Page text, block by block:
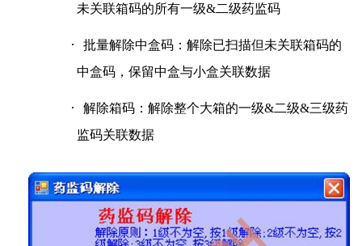
未关联箱码的所有一级&二级药监码
·
批量解除中盒码：解除已扫描但未关联箱码的
中盒码，保留中盒与小盒关联数据
· 解除箱码：解除整个大箱的一级&二级&三级药
监码关联数据